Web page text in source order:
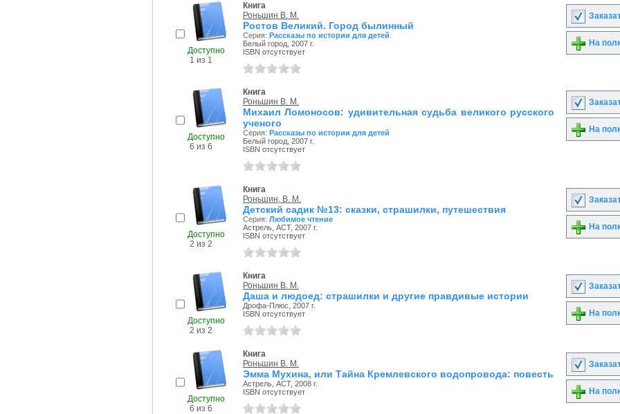
Доступно
1 из 1
Книга
Роньшин В. М.
Ростов Великий. Город былинный
Серия: Рассказы по истории для детей
Белый город, 2007 г.
ISBN отсутствует
На
Доступно
6 из 6
Книга
Роньшин В. М.
Михаил Ломоносов: удивительная судьба великого русского
ученого
Серия: Рассказы по истории для детей
Белый город, 2007 г.
ISBN отсутствует
На
Доступно
2 из 2
Книга
Роньшин, В. М.
Детский садик №13: сказки, страшилки, путешествия
Серия: Любимое чтение
Астрель, АСТ, 2007 г.
ISBN отсутствует
На
Доступно
2 из 2
Книга
Роньшин В. М.
Даша и людоед: страшилки и другие правдивые истории
Дрофа-Плюс, 2007 г.
ISBN отсутствует
На
Доступно
6 из 6
Книга
Роньшин В. М.
Эмма Мухина, или Тайна Кремлевского водопровода: повесть
Астрель, АСТ, 2008 г.
ISBN отсутствует
На